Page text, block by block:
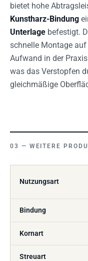
bietet hohe
Kunstharz-Bindung
Unterlage befestigt.
schnelle Montage
Aufwand in der
was das Verstopfen
gleichmäßige
WEITERE
Nutzungsart
Bindung
Kornart
Streuart